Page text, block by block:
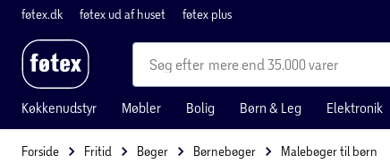
føtex.dk føtex ud af huset føtex plus
mere end 35.000 varer
Køkkenudstyr Møbler Bolig Børn & Leg Elektronik
Forside Fritid Bøger Børnebøger Malebøger til børn